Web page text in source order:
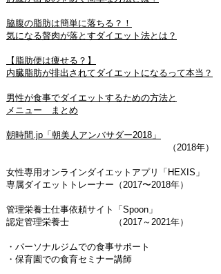
脇腹の脂肪は簡単に落ちる？！
気になる贅肉が落とすダイエット法とは？
【脂肪便は痩せる？】
内臓脂肪が排出されてダイエットになるって本当？
男性が食事でダイエットするための方法と
メニュー まとめ
朝時間.jp「朝美人アンバサダー2018」
（2018年）
女性専用オンラインダイエットアプリ「HEXIS」
専属ダイエットトレーナー（2017〜2018年）
管理栄養士仕事依頼サイト「Spoon」
認定管理栄養士 （2017～2021年）
・パーソナルジムでの食事サポート
・保育園での食育セミナー講師